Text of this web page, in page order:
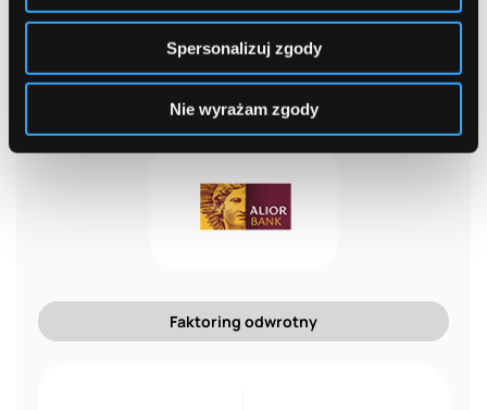
Spersonalizuj zgody
Nie wyrażam zgody
Faktoring odwrotny